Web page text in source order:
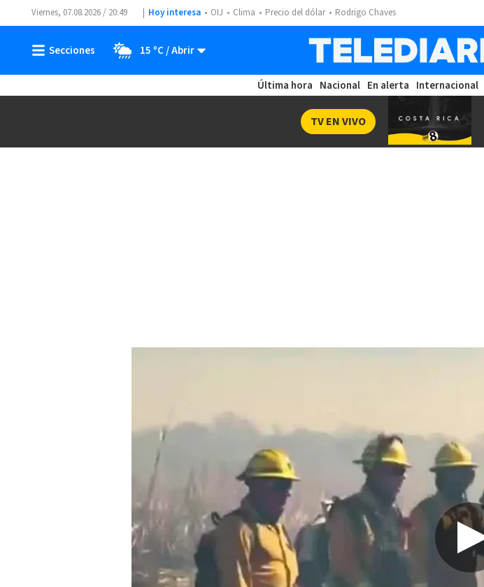
Viernes, 07.08.2026 / 20:49 Hoy interesa OIJ Clima Precio del dólar Rodrigo Chaves
15 ºC
Última hora Nacional En alerta Internacional
TV EN VIVO